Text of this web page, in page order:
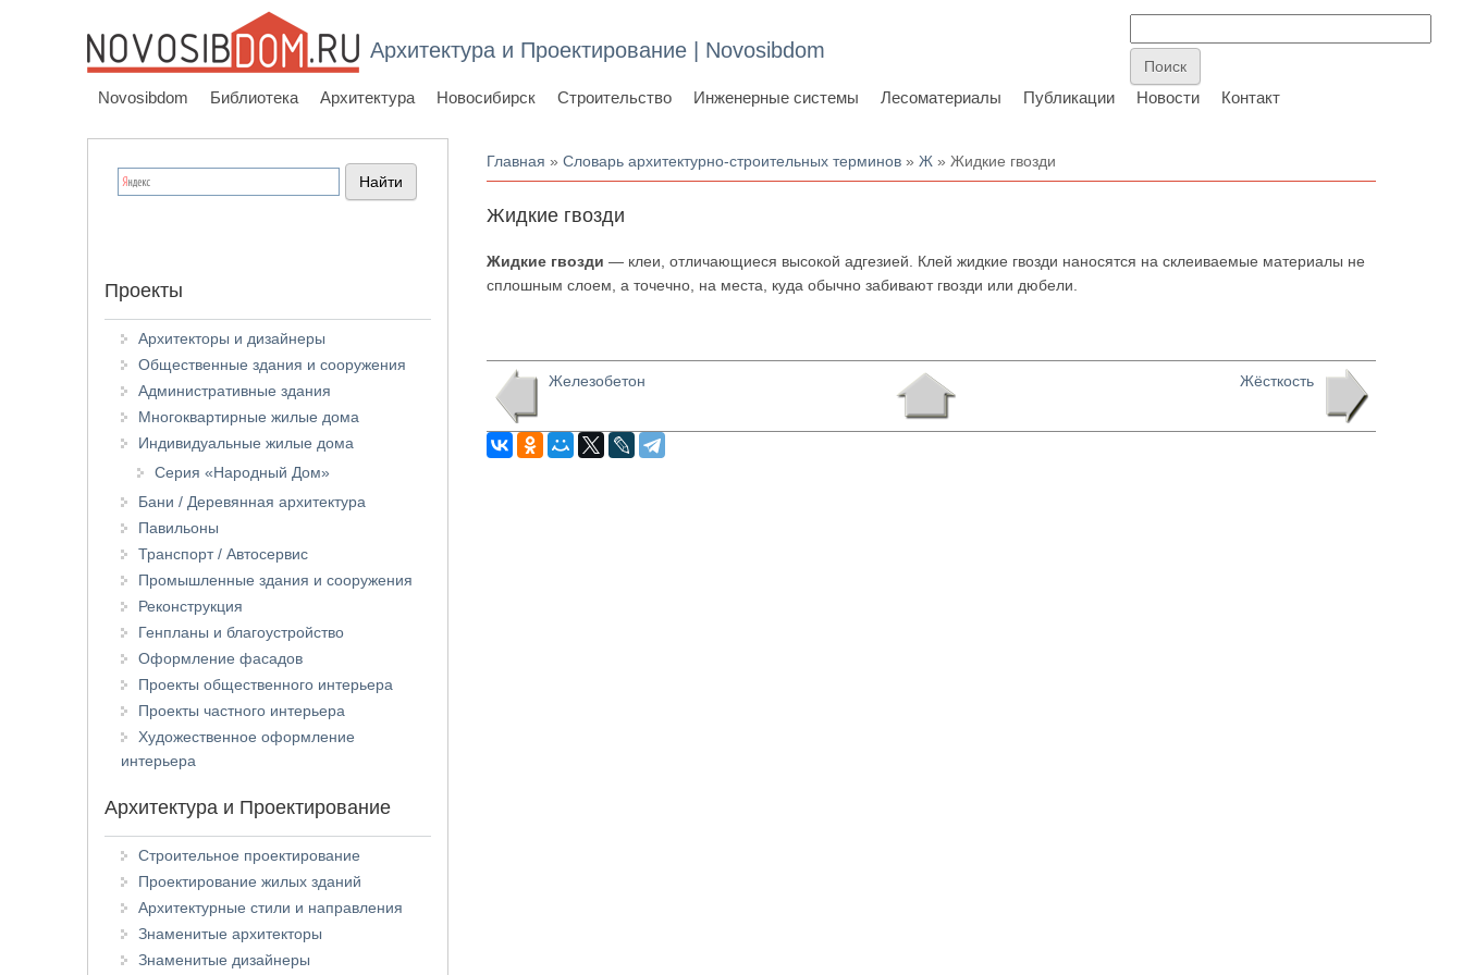
Архитектура и Проектирование | Novosibdom
Novosibdom Библиотека Архитектура Новосибирск Строительство Инженерные системы Лесоматериалы Публикации Новости Контакт
Вы здесь
Главная »Словарь архитектурно-строительных терминов »Ж » Жидкие гвозди
Жидкие гвозди
Жидкие гвозди — клеи, отличающиеся высокой адгезией. Клей жидкие гвозди наносятся на склеиваемые материалы не
сплошным слоем, а точечно, на места, куда обычно забивают гвозди или дюбели.
Железобетон Жёсткость
Проекты
Архитекторы и дизайнеры
Общественные здания и сооружения
Административные здания
Многоквартирные жилые дома
Индивидуальные жилые дома
Серия «Народный Дом»
Бани / Деревянная архитектура
Павильоны
Транспорт / Автосервис
Промышленные здания и сооружения
Реконструкция
Генпланы и благоустройство
Оформление фасадов
Проекты общественного интерьера
Проекты частного интерьера
Художественное оформление
интерьера
Архитектура и Проектирование
Строительное проектирование
Проектирование жилых зданий
Архитектурные стили и направления
Знаменитые архитекторы
Знаменитые дизайнеры